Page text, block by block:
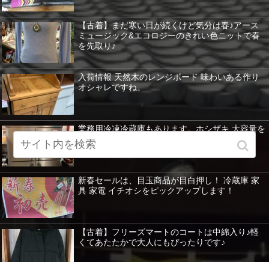
【古着】まだ寒い日が続くけど気分は春♪アース
ミュージック&エコロジーのきれい色ニットで春
を先取り♪
入荷情報 天然木のレンジボード 味わいある作り
オシャレですね。
業務用冷凍冷蔵庫もあります。ホシザキ 大容量を
紹介 暖房器具など特価！
新春セールは、目玉商品が目白押し！ 冷蔵庫 家
具 家電 イチオシをピックアップします！
【古着】フリーズマートのコートは中綿入り♪軽
くてあたたかで大人にもぴったりです♪